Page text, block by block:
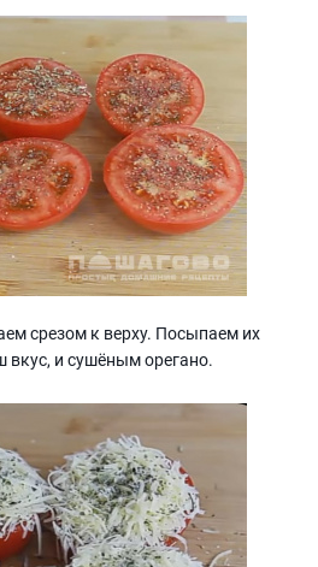
срезом к верху. Посыпаем их
и сушёным орегано.